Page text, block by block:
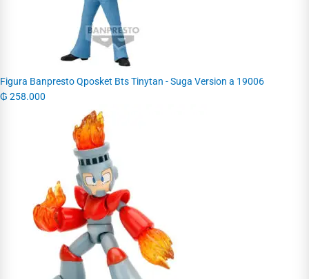
Figura Banpresto Qposket Bts Tinytan - Suga Version a 19006
₲ 258.000